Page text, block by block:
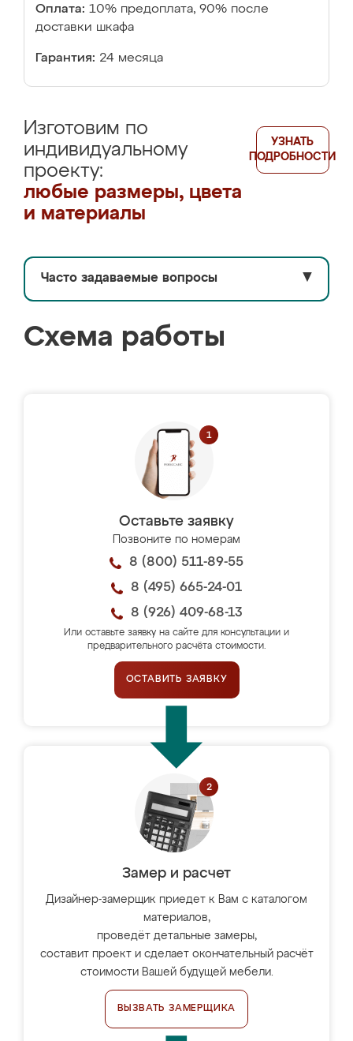
Оплата: 10% предоплата, 90% после
доставки шкафа
Гарантия: 24 месяца
Изготовим по
индивидуальному
проекту:
любые размеры, цвета
и материалы
УЗНАТЬ
ПОДРОБНОСТИ
Часто задаваемые вопросы ▼
Схема работы
Оставьте заявку
Позвоните по номерам
8 (800) 511-89-55
8 (495) 665-24-01
8 (926) 409-68-13
Или оставьте заявку на сайте для консультации и
предварительного расчёта стоимости.
ОСТАВИТЬ ЗАЯВКУ
Замер и расчет
Дизайнер-замерщик приедет к Вам с каталогом
материалов,
проведёт детальные замеры,
составит проект и сделает окончательный расчёт
стоимости Вашей будущей мебели.
ВЫЗВАТЬ ЗАМЕРЩИКА